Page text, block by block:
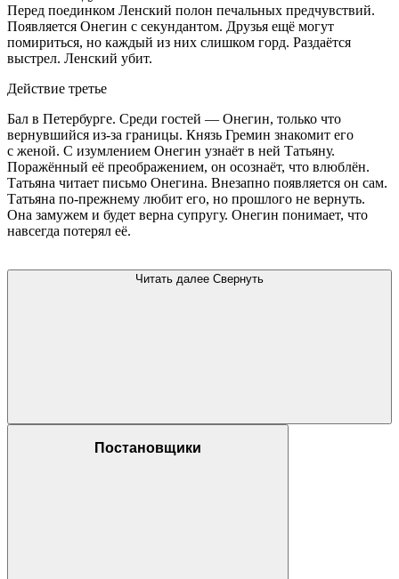
Перед поединком Ленский полон печальных предчувствий.
Появляется Онегин с секундантом. Друзья ещё могут
помириться, но каждый из них слишком горд. Раздаётся
выстрел. Ленский убит.
Действие третье
Бал в Петербурге. Среди гостей — Онегин, только что
вернувшийся из-за границы. Князь Гремин знакомит его
с женой. С изумлением Онегин узнаёт в ней Татьяну.
Поражённый её преображением, он осознаёт, что влюблён.
Татьяна читает письмо Онегина. Внезапно появляется он сам.
Татьяна по-прежнему любит его, но прошлого не вернуть.
Она замужем и будет верна супругу. Онегин понимает, что
навсегда потерял её.
Читать далее Свернуть
Постановщики